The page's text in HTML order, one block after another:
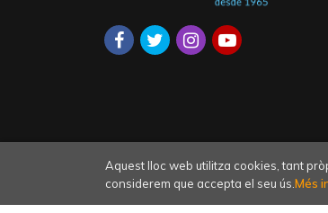
Aquest lloc web utilitza cookies, tant
considerem que accepta el seu ús.Més